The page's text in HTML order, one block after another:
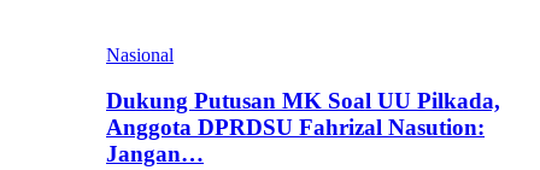
Nasional
Dukung Putusan MK Soal UU Pilkada,
Anggota DPRDSU Fahrizal Nasution:
Jangan…